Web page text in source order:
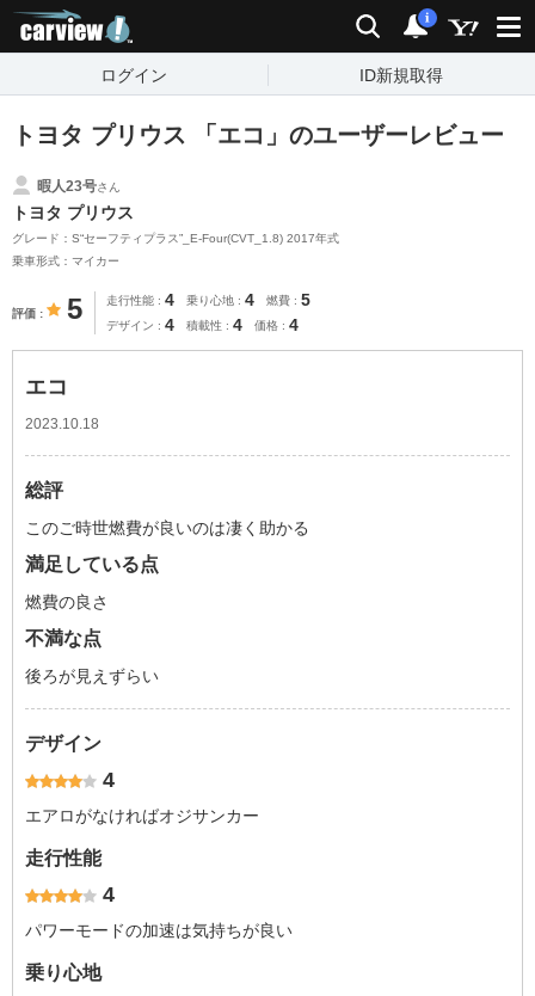
検索 通知
i
ログイン ID新規取得
トヨタ プリウス 「エコ」のユーザーレビュー
暇人23号さん
トヨタ プリウス
グレード：S“セーフティプラス”_E-Four(CVT_1.8) 2017年式
乗車形式：マイカー
評価 5 走行性能 4 乗り心地 4 燃費 5
デザイン 4 積載性 4 価格 4
エコ
2023.10.18
総評
このご時世燃費が良いのは凄く助かる
満足している点
燃費の良さ
不満な点
後ろが見えずらい
デザイン
4
エアロがなければオジサンカー
走行性能
4
パワーモードの加速は気持ちが良い
乗り心地